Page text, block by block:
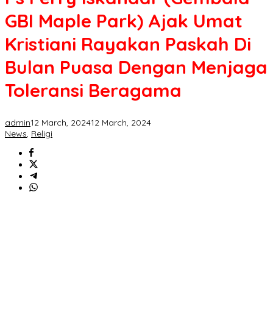
GBI Maple Park) Ajak Umat
Kristiani Rayakan Paskah Di
Bulan Puasa Dengan Menjaga
Toleransi Beragama
admin12 March, 202412 March, 2024
News, Religi